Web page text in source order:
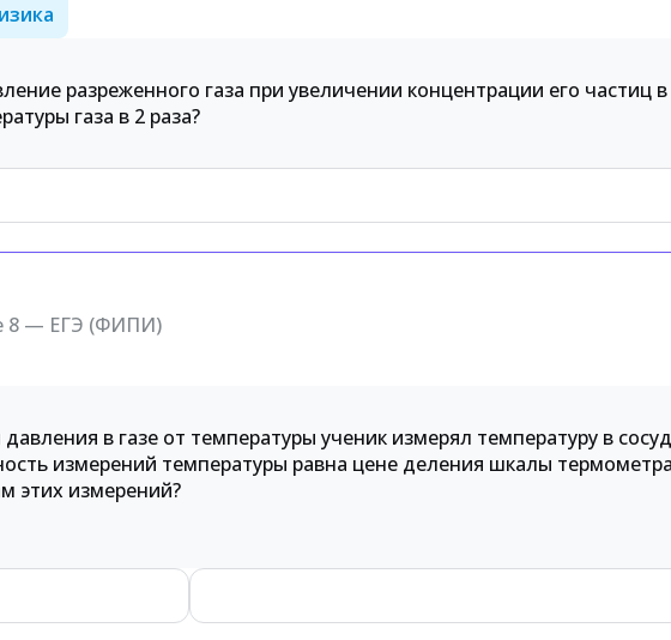
разреженного газа при увеличении концентрации его частиц в
газа в 2 раза?
8 — ЕГЭ (ФИПИ)
в газе от температуры ученик измерял температуру в
измерений температуры равна цене деления шкалы
этих измерений?